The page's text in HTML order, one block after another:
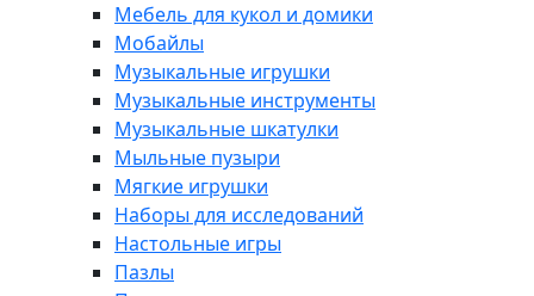
Мебель для кукол и домики
Мобайлы
Музыкальные игрушки
Музыкальные инструменты
Музыкальные шкатулки
Мыльные пузыри
Мягкие игрушки
Наборы для исследований
Настольные игры
Пазлы